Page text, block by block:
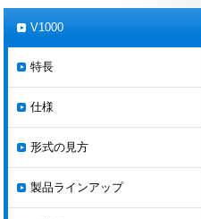
V1000
特長
仕様
形式の見方
製品ラインアップ